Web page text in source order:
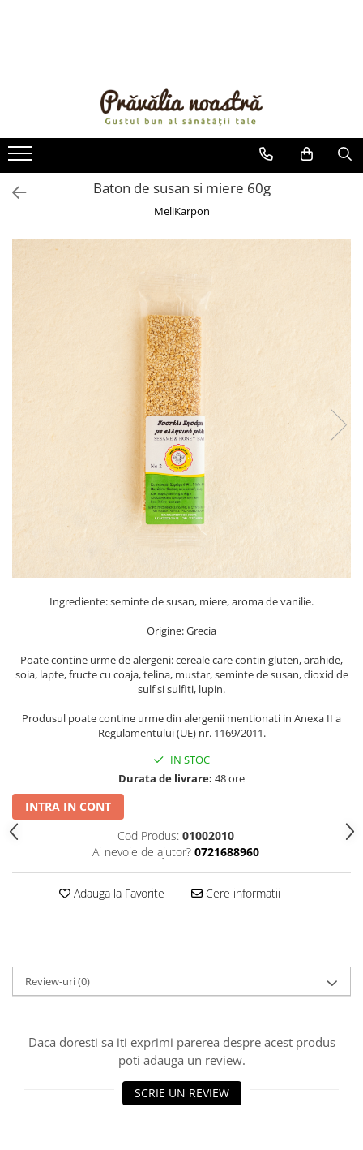
ULEIURI ȘI UNTURI
MĂSLINE
NUCI ȘI SEMINȚE
FRUCTE DESHIDRATATE
FRUCTE LA CONSERVĂ
OȚETURI ȘI SOSURI
SOSURI
BĂUTURI / LAPTE VEGETAL
CREME ȘI PASTE TARTINABILE
CEAIURI GRECEȘTI
CIOCOLATĂ ȘI CACAO
SUPERALIMENTE
LACTATE
BACANIE
TOATE PRODUSELE
Baton de susan si miere 60g
MeliKarpon
Ingrediente: seminte de susan, miere, aroma de vanilie.
Origine: Grecia
Poate contine urme de alergeni: cereale care contin gluten, arahide,
soia, lapte, fructe cu coaja, telina, mustar, seminte de susan, dioxid de
sulf si sulfiti, lupin.
Produsul poate contine urme din alergenii mentionati in Anexa II a
Regulamentului (UE) nr. 1169/2011.
IN STOC
Durata de livrare: 48 ore
INTRA IN CONT
Cod Produs: 01002010
Ai nevoie de ajutor? 0721688960
Adauga la Favorite Cere informatii
Review-uri(0)
Daca doresti sa iti exprimi parerea despre acest produs
poti adauga un review.
SCRIE UN REVIEW